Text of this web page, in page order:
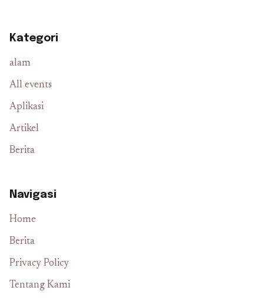
Kategori
alam
All events
Aplikasi
Artikel
Berita
Navigasi
Home
Berita
Privacy Policy
Tentang Kami